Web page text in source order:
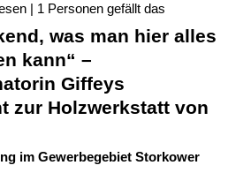
| 1 Personen gefällt das
was man hier alles
kann“ –
Giffeys
zur Holzwerkstatt von
im Gewerbegebiet Storkower